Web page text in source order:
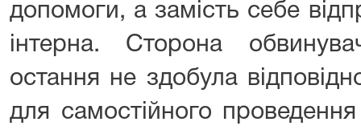
допомоги, а замість себе
інтерна. Сторона
остання не здобула
для самостійного